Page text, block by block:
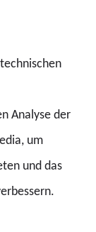
und
Analyse der
um
und das